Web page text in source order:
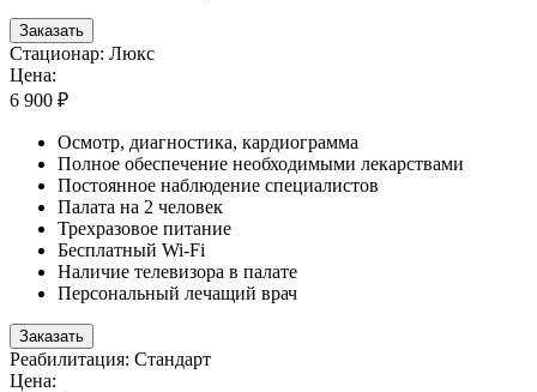
Заказать
Стационар: Люкс
Цена:
6 900 ₽
Осмотр, диагностика, кардиограмма
Полное обеспечение необходимыми лекарствами
Постоянное наблюдение специалистов
Палата на 2 человек
Трехразовое питание
Бесплатный Wi-Fi
Наличие телевизора в палате
Персональный лечащий врач
Заказать
Реабилитация: Стандарт
Цена: